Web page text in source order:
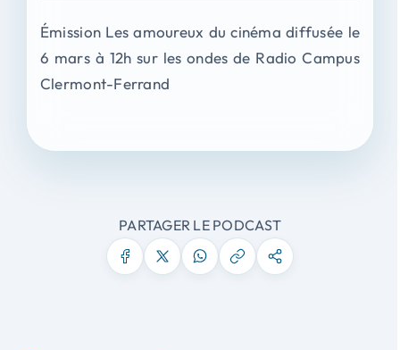
Émission Les amoureux du cinéma diffusée le
6 mars à 12h sur les ondes de Radio Campus
Clermont-Ferrand
PARTAGER LE PODCAST